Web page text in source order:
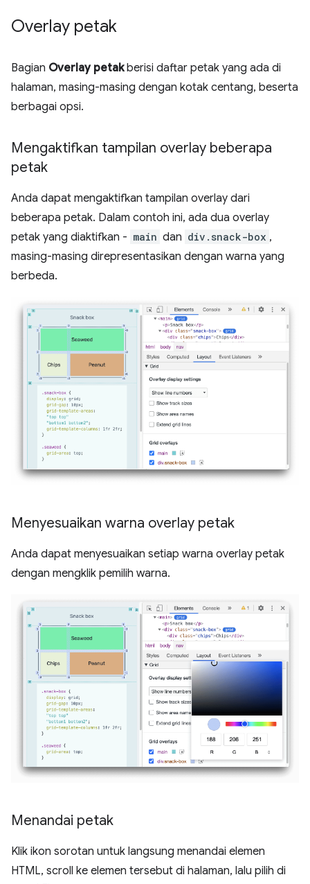
Overlay petak
Bagian Overlay petakberisi daftar petak yang ada di
halaman, masing-masing dengan kotak centang, beserta
berbagai opsi.
Mengaktifkan tampilan overlay beberapa
petak
Anda dapat mengaktifkan tampilan overlay dari
beberapa petak. Dalam contoh ini, ada dua overlay
petak yang diaktifkan - main dan div.snack-box ,
masing-masing direpresentasikan dengan warna yang
berbeda.
Menyesuaikan warna overlay petak
Anda dapat menyesuaikan setiap warna overlay petak
dengan mengklik pemilih warna.
Menandai petak
Klik ikon sorotan untuk langsung menandai elemen
HTML, scroll ke elemen tersebut di halaman, lalu pilih di